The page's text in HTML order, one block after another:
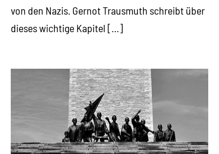
von den Nazis. Gernot Trausmuth schreibt über
dieses wichtige Kapitel […]